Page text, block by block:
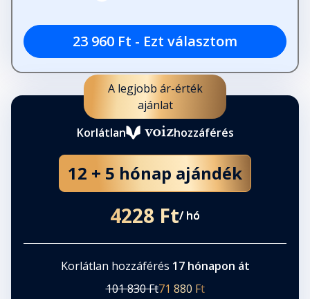
23 960 Ft - Ezt választom
A legjobb ár-érték
ajánlat
Korlátlan
hozzáférés
12 + 5 hónap ajándék
4228 Ft/ hó
Korlátlan hozzáférés 17 hónapon át
101 830 Ft71 880 Ft